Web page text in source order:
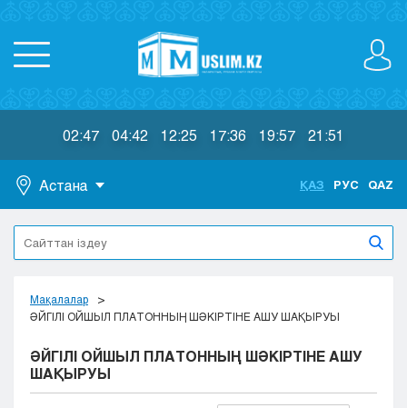
02:47 04:42 12:25 17:36 19:57 21:51
Астана
Астана
Алматы
Актобе
Атырау
Караганда
Кокшетау
ҚАЗ РУС QAZ
Мақалалар
ӘЙГІЛІ ОЙШЫЛ ПЛАТОННЫҢ ШӘКІРТІНЕ АШУ ШАҚЫРУЫ
ӘЙГІЛІ ОЙШЫЛ ПЛАТОННЫҢ ШӘКІРТІНЕ АШУ
ШАҚЫРУЫ